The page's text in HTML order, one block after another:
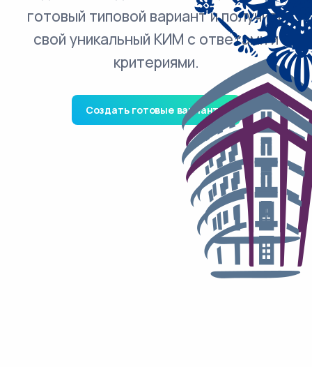
готовый типовой вариант и получить
свой уникальный КИМ с ответами и
критериями.
Создать готовые варианты